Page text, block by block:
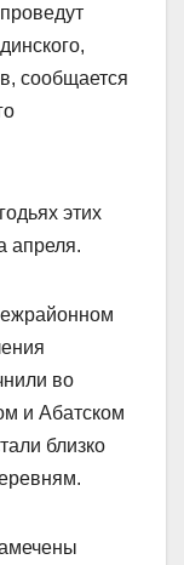
сообщается
этих
апреля.
во
и Абатском
близко